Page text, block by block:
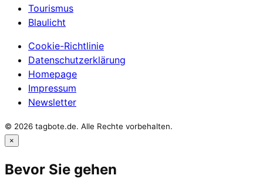
Tourismus
Blaulicht
Cookie-Richtlinie
Datenschutzerklärung
Homepage
Impressum
Newsletter
© 2026 tagbote.de. Alle Rechte vorbehalten.
×
Bevor Sie gehen